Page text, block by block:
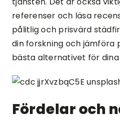
referenser och läsa
pålitlig och prisvärd
din forskning och jämföra
bästa alternativet för
Fördelar och